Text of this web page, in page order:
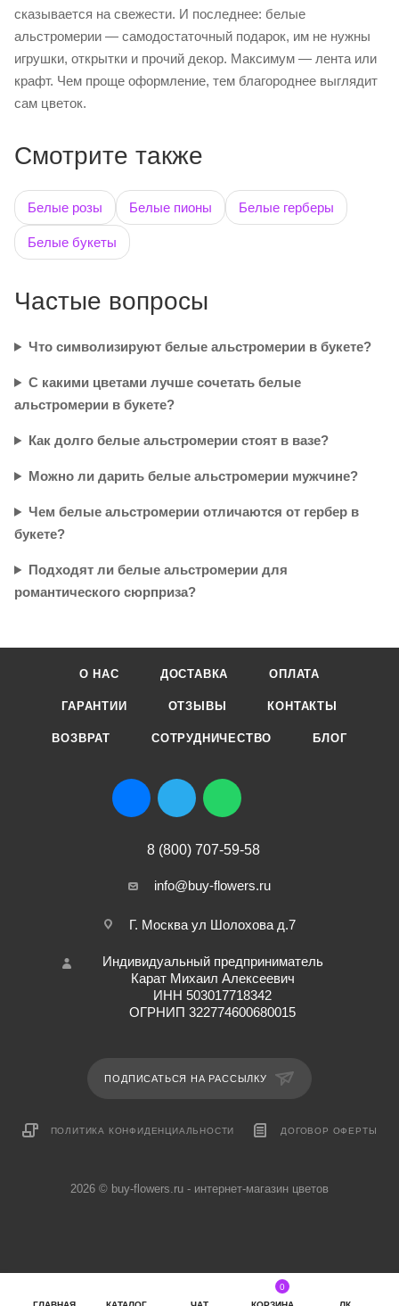
сказывается на свежести. И последнее: белые
альстромерии — самодостаточный подарок, им не нужны
игрушки, открытки и прочий декор. Максимум — лента или
крафт. Чем проще оформление, тем благороднее выглядит
сам цветок.
Смотрите также
Белые розы Белые пионы Белые герберы
Белые букеты
Частые вопросы
Что символизируют белые альстромерии в букете?
С какими цветами лучше сочетать белые
альстромерии в букете?
Как долго белые альстромерии стоят в вазе?
Можно ли дарить белые альстромерии мужчине?
Чем белые альстромерии отличаются от гербер в
букете?
Подходят ли белые альстромерии для
романтического сюрприза?
О НАС ДОСТАВКА ОПЛАТА
ГАРАНТИИ ОТЗЫВЫ КОНТАКТЫ
ВОЗВРАТ СОТРУДНИЧЕСТВО БЛОГ
8 (800) 707-59-58
info@buy-flowers.ru
Г. Москва ул Шолохова д.7
Индивидуальный предприниматель
Карат Михаил Алексеевич
ИНН 503017718342
ОГРНИП 322774600680015
ПОДПИСАТЬСЯ НА РАССЫЛКУ
ПОЛИТИКА КОНФИДЕНЦИАЛЬНОСТИ ДОГОВОР ОФЕРТЫ
2026 © buy-flowers.ru - интернет-магазин цветов
0